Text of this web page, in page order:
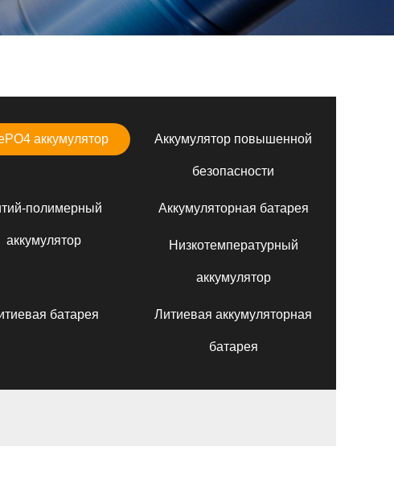
аккумулятор Аккумулятор повышенной
безопасности
полимерный
аккумулятор
Аккумуляторная батарея
Низкотемпературный
аккумулятор
батарея Литиевая аккумуляторная
батарея